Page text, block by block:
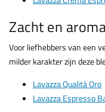
Zacht en
Voor liefhebbers van een
milder karakter zijn deze
Lavazza Qualità Oro
Lavazza Espresso